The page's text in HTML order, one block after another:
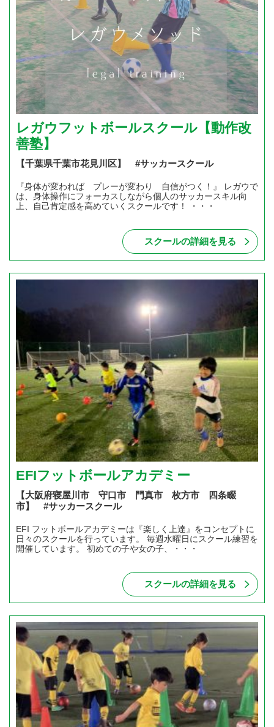
レガウフットボールスクール【動作改
善塾】
【千葉県千葉市花見川区】 #サッカースクール
『身体が変われば プレーが変わり 自信がつく！』 レガウで
は、身体操作にフォーカスしながら個人のサッカースキル向
上、自己肯定感を高めていくスクールです！ ・・・
スクールの詳細を見る
EFIフットボールアカデミー
【大阪府寝屋川市 守口市 門真市 枚方市 四条畷
市】 #サッカースクール
EFI フットボールアカデミーは『楽しく上達』をコンセプトに
日々のスクールを行っています。 毎週水曜日にスクール練習を
開催しています。 初めての子や女の子、・・・
スクールの詳細を見る